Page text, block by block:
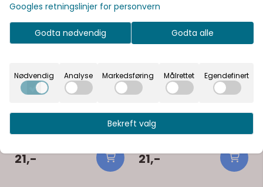
Nydelig stolsløyfe i sateng. 23
cm bred, 3 meter lang. Nydelig
3 meter lang.
21,-
Nydelig stolsløyfe i sateng. 23
cm bred, 3 meter lang. Nydelig
3 meter lang.
21,-
Googles retningslinjer for personvern
Godta nødvendig Godta alle
Nødvendig Analyse Markedsføring Målrettet Egendefinert
Bekreft valg